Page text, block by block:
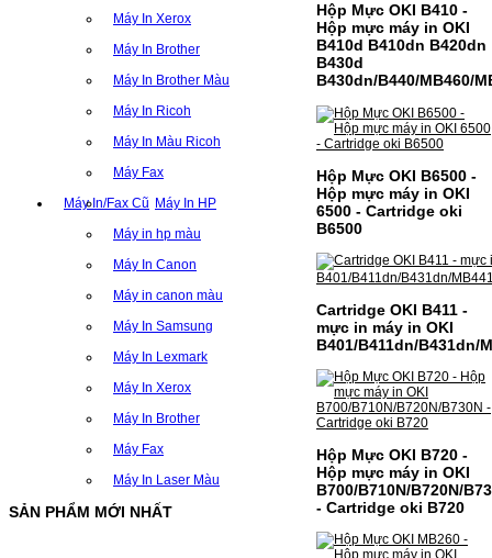
Máy In Xerox
Máy In Brother
Máy In Brother Màu
Máy In Ricoh
Máy In Màu Ricoh
Máy Fax
Máy In/Fax Cũ Máy In HP
Máy in hp màu
Máy In Canon
Máy in canon màu
Máy In Samsung
Máy In Lexmark
Máy In Xerox
Máy In Brother
Máy Fax
Máy In Laser Màu
SẢN PHẨM MỚI NHẤT
Hộp Mực OKI B410 -
Hộp mực máy in OKI
B410d B410dn B420dn
B430d
B430dn/B440/MB460/
Hộp Mực OKI B6500 -
Hộp mực máy in OKI
6500 - Cartridge oki
B6500
Cartridge OKI B411 -
mực in máy in OKI
B401/B411dn/B431dn/
Hộp Mực OKI B720 -
Hộp mực máy in OKI
B700/B710N/B720N/
- Cartridge oki B720